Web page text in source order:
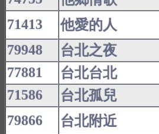
71413 他愛的人
79948 台北之夜
77881 台北台北
71586 台北孤兒
79866 台北附近